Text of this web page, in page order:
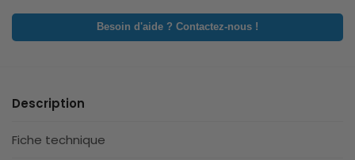
Besoin d'aide ? Contactez-nous !
Description
Fiche technique